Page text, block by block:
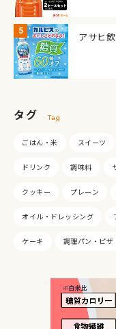
アサヒ
タグ Tag
ごはん・米 スイーツ
ドリンク 調味料
クッキー プレーン
オイル・ドレッシング
ケーキ 調理パン・ピザ